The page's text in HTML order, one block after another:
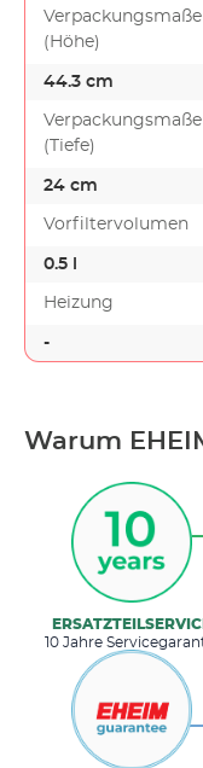
Verpackungsmaße
(Höhe)
44.3 cm
Verpackungsmaße
(Tiefe)
24 cm
Vorfiltervolumen
0.5 l
Heizung
-
Warum
10 Jahre